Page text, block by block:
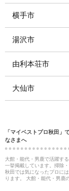
横手市
湯沢市
由利本荘市
大仙市
「マイベストプロ秋田」
なさまへ
大館・能代・男鹿で活躍す
一挙掲載しています。掃除
秋田では気になったプロに
ります。 大館・能代・男鹿